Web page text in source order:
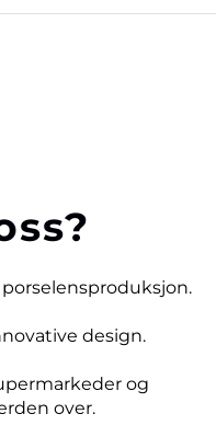
design.
og
over.